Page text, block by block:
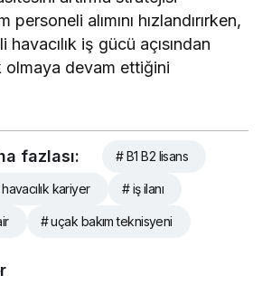
personeli alımını hızlandırırken,
havacılık iş gücü açısından
olmaya devam ettiğini
fazlası: # B1 B2 lisans
kariyer # iş ilanı
# uçak bakım teknisyeni